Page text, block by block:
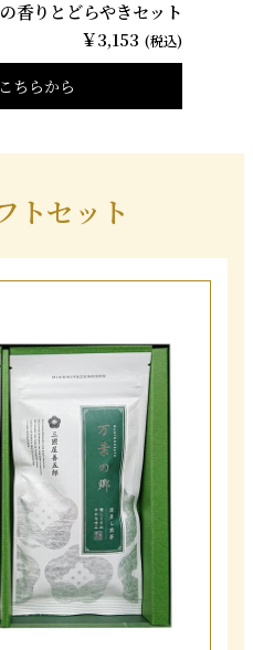
香りとどらやきセット
￥3,153 (税込)
ちらから
トセット